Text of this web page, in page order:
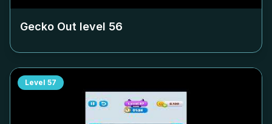
Gecko Out level 56
Level 57